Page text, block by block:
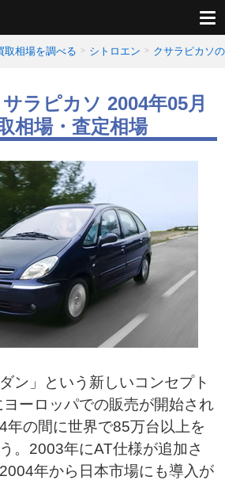
取相場を調べる シトロエン クサラピカソ
ラピカソ 2004年05月
相場・査定相場
ン」という新しいコンセプト
ーロッパでの販売が開始され
年の間に世界で85万台以上を
。2003年にAT仕様が追加さ
年から日本市場にも導入が